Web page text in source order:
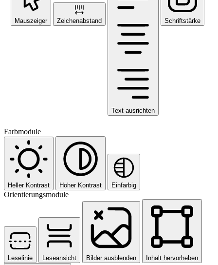
Mauszeiger Zeichenabstand
Text ausrichten
Schriftstärke
Farbmodule
Heller Kontrast Hoher Kontrast Einfarbig
Orientierungsmodule
Leselinie Leseansicht Bilder ausblenden Inhalt hervorheben